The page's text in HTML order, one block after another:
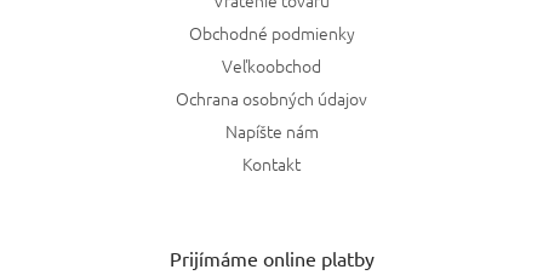
Obchodné podmienky
Veľkoobchod
Ochrana osobných údajov
Napíšte nám
Kontakt
Prijímáme online platby